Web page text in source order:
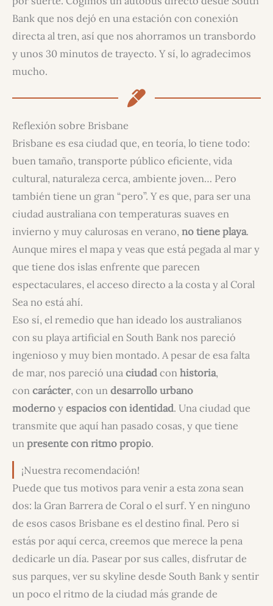
Bank que nos dejó en una estación con conexión
directa al tren, así que nos ahorramos un transbordo
y unos 30 minutos de trayecto. Y sí, lo agradecimos
mucho.
Reflexión sobre Brisbane
Brisbane es esa ciudad que, en teoría, lo tiene todo:
buen tamaño, transporte público eficiente, vida
cultural, naturaleza cerca, ambiente joven… Pero
también tiene un gran “pero”. Y es que, para ser una
ciudad australiana con temperaturas suaves en
invierno y muy calurosas en verano, no tiene playa.
Aunque mires el mapa y veas que está pegada al mar y
que tiene dos islas enfrente que parecen
espectaculares, el acceso directo a la costa y al Coral
Sea no está ahí.
Eso sí, el remedio que han ideado los australianos
con su playa artificial en South Bank nos pareció
ingenioso y muy bien montado. A pesar de esa falta
de mar, nos pareció una ciudadcon historia,
con carácter, con un desarrollo urbano
modernoyespacios con identidad. Una ciudad que
transmite que aquí han pasado cosas, y que tiene
un presente con ritmo propio.
¡Nuestra recomendación!
Puede que tus motivos para venir a esta zona sean
dos: la Gran Barrera de Coral o el surf. Y en ninguno
de esos casos Brisbane es el destino final. Pero si
estás por aquí cerca, creemos que merece la pena
dedicarle un día. Pasear por sus calles, disfrutar de
sus parques, ver su skyline desde South Bank y sentir
un poco el ritmo de la ciudad más grande de